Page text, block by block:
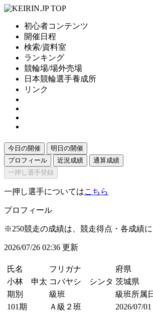
初心者コンテンツ
開催日程
検索/資料室
ランキング
競輪場/場外売場
日本競輪選手養成所
リンク
今日の開催
明日の開催
プロフィール
近況成績
通算成績
一押し選手登録
一押し選手についてはこちら
プロフィール
※250競走の成績は、競走得点・各成績に
2026/07/26 02:36 更新
氏名 フリガナ 府県
小林 申太 コバヤシ シンタ 茨城県
期別
級班 級班所属日
101期
Ａ級２班 2026/07/01